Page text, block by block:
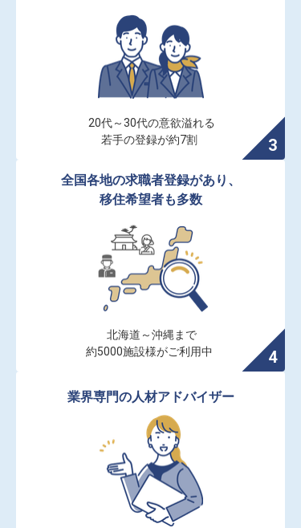
20代～30代の意欲溢れる
若手の登録が約7割
全国各地の求職者登録があり、
移住希望者も多数
北海道～沖縄まで
約5000施設様がご利用中
業界専門の人材アドバイザー